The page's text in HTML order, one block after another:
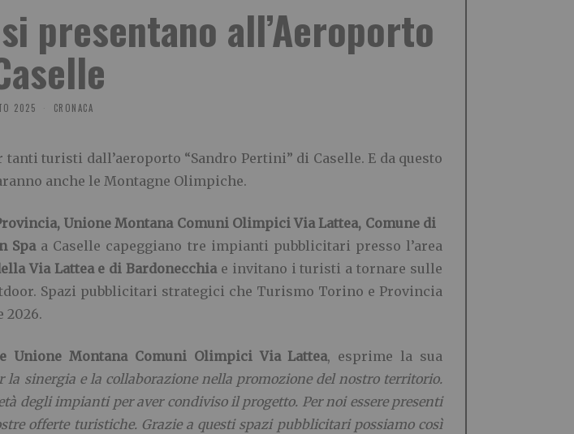
presentano all’Aeroporto
2025 CRONACA
turisti dall’aeroporto “Sandro Pertini” di Caselle. E da questo
anche le Montagne Olimpiche.
Unione Montana Comuni Olimpici Via Lattea, Comune di
Spaa Caselle capeggiano tre impianti pubblicitari presso l’area
Via Lattea e di Bardonecchiae invitano i turisti a tornare sulle
Spazi pubblicitari strategici che Turismo Torino e Provincia
2026.
Unione Montana Comuni Olimpici Via Lattea, esprime la sua
la sinergia e la collaborazione nella promozione del nostro territorio.
degli impianti per aver condiviso il progetto. Per noi essere presenti
offerte turistiche. Grazie a questi spazi pubblicitari possiamo così